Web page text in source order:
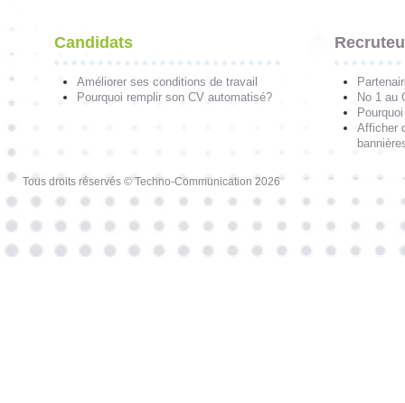
Candidats
Améliorer ses conditions de travail
Pourquoi remplir son CV automatisé?
No 1 au
Afficher
Tous droits réservés © Techno-Communication 2026